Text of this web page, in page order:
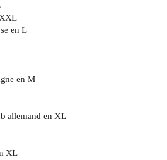
en L
en M
allemand en XL
XL